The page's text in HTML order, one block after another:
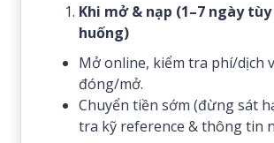
Khi mở & nạp (1–7 ngày
huống)
Mở online, kiểm tra phí/dịch
đóng/mở.
Chuyển tiền sớm (đừng sát
tra kỹ reference & thông tin